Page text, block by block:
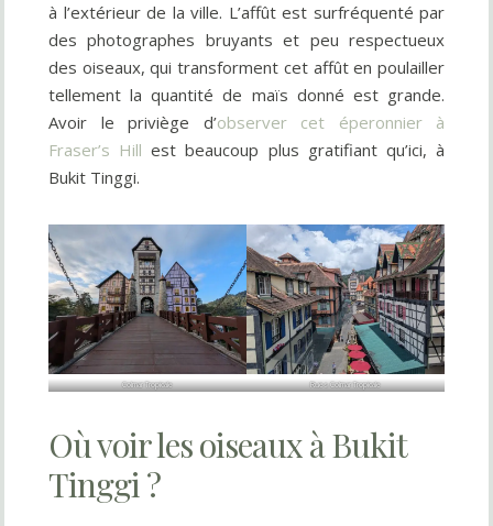
à l’extérieur de la ville. L’affût est surfréquenté par
des photographes bruyants et peu respectueux
des oiseaux, qui transforment cet affût en poulailler
tellement la quantité de maïs donné est grande.
Avoir le priviège d’observer cet éperonnier à
Fraser’s Hill est beaucoup plus gratifiant qu’ici, à
Bukit Tinggi.
Colmar Tropicale Rues Colmar Tropicale
Où voir les oiseaux à Bukit
Tinggi ?